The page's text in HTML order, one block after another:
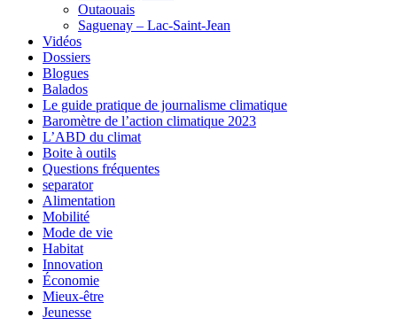
Outaouais
Saguenay – Lac-Saint-Jean
Vidéos
Dossiers
Blogues
Balados
Le guide pratique de journalisme climatique
Baromètre de l’action climatique 2023
L’ABD du climat
Boite à outils
Questions fréquentes
separator
Alimentation
Mobilité
Mode de vie
Habitat
Innovation
Économie
Mieux-être
Jeunesse